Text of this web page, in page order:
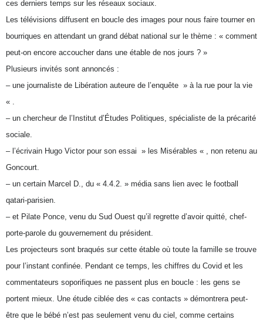
ces derniers temps sur les réseaux sociaux.
Les télévisions diffusent en boucle des images pour nous faire tourner en
bourriques en attendant un grand débat national sur le thème : « comment
peut-on encore accoucher dans une étable de nos jours ? »
Plusieurs invités sont annoncés :
– une journaliste de Libération auteure de l’enquête » à la rue pour la vie
« .
– un chercheur de l’Institut d’Études Politiques, spécialiste de la précarité
sociale.
– l’écrivain Hugo Victor pour son essai » les Misérables « , non retenu au
Goncourt.
– un certain Marcel D., du « 4.4.2. » média sans lien avec le football
qatari-parisien.
– et Pilate Ponce, venu du Sud Ouest qu’il regrette d’avoir quitté, chef-
porte-parole du gouvernement du président.
Les projecteurs sont braqués sur cette étable où toute la famille se trouve
pour l’instant confinée. Pendant ce temps, les chiffres du Covid et les
commentateurs soporifiques ne passent plus en boucle : les gens se
portent mieux. Une étude ciblée des « cas contacts » démontrera peut-
être que le bébé n’est pas seulement venu du ciel, comme certains